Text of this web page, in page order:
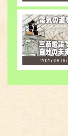
2025.08.06